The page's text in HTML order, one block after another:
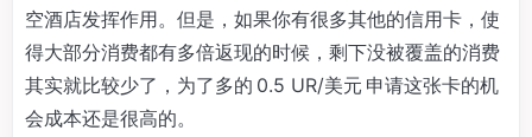
空酒店发挥作用。但是，如果你有很多其他的信用卡，使
得大部分消费都有多倍返现的时候，剩下没被覆盖的消费
其实就比较少了，为了多的 0.5 UR/美元 申请这张卡的机
会成本还是很高的。